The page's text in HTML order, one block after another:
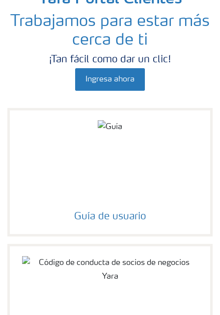
Trabajamos para estar más
cerca de ti
¡Tan fácil como dar un clic!
Ingresa ahora
Guía de usuario